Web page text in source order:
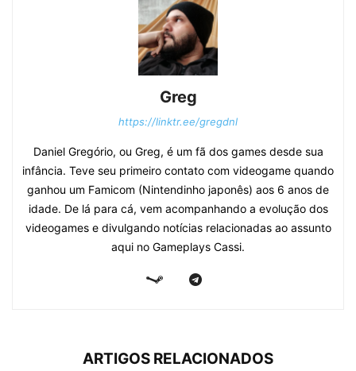
Greg
https://linktr.ee/gregdnl
Daniel Gregório, ou Greg, é um fã dos games desde sua
infância. Teve seu primeiro contato com videogame quando
ganhou um Famicom (Nintendinho japonês) aos 6 anos de
idade. De lá para cá, vem acompanhando a evolução dos
videogames e divulgando notícias relacionadas ao assunto
aqui no Gameplays Cassi.
ARTIGOS RELACIONADOS